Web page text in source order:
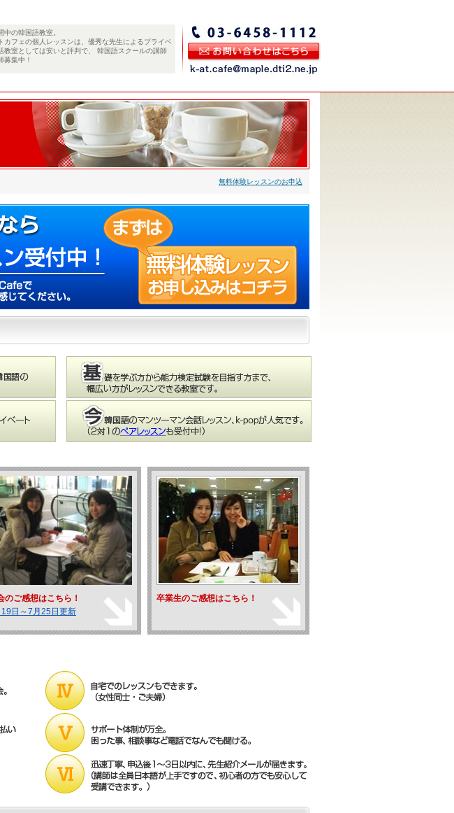
の韓国語教室。
カフェの個人レッスンは、優秀な先生によるプライベ
教室としては安いと評判で、 韓国語スクールの講師
募集中！
無料体験レッスンのお申込
のご感想はこちら！
日～7月25日更新
卒業生のご感想はこちら！